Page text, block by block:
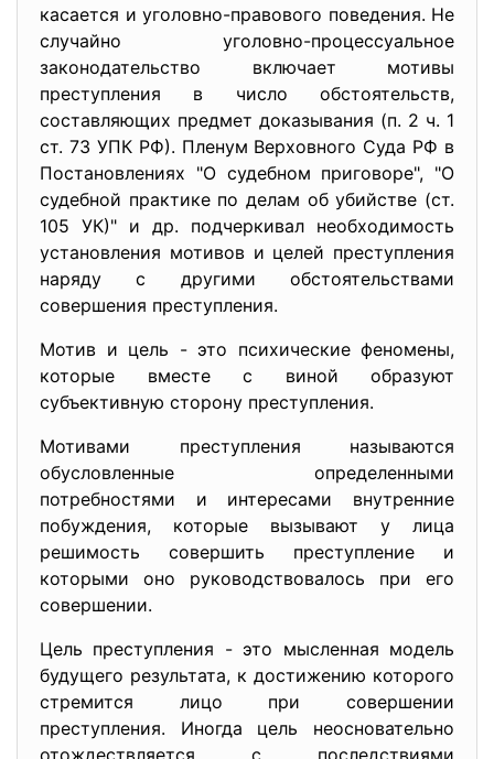
касается и уголовно-правового поведения. Не
случайно уголовно-процессуальное
законодательство включает мотивы
преступления в число обстоятельств,
составляющих предмет доказывания (п. 2 ч. 1
ст. 73 УПК РФ). Пленум Верховного Суда РФ в
Постановлениях "О судебном приговоре", "О
судебной практике по делам об убийстве (ст.
105 УК)" и др. подчеркивал необходимость
установления мотивов и целей преступления
наряду с другими обстоятельствами
совершения преступления.
Мотив и цель - это психические феномены,
которые вместе с виной образуют
субъективную сторону преступления.
Мотивами преступления называются
обусловленные определенными
потребностями и интересами внутренние
побуждения, которые вызывают у лица
решимость совершить преступление и
которыми оно руководствовалось при его
совершении.
Цель преступления - это мысленная модель
будущего результата, к достижению которого
стремится лицо при совершении
преступления. Иногда цель неосновательно
отождествляется с последствиями